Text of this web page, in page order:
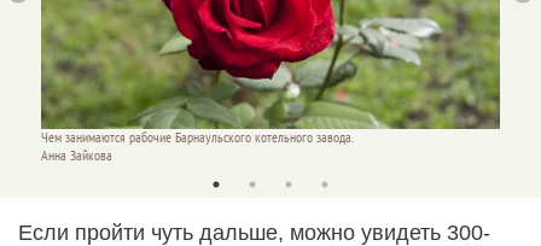
Чем занимаются рабочие Барнаульского котельного завода.
Анна Зайкова
Если пройти чуть дальше, можно увидеть 300-